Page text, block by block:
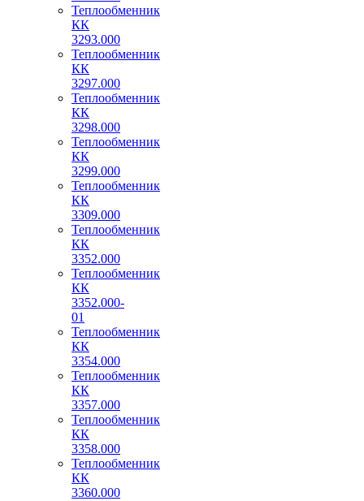
Теплообменник
КК
3293.000
Теплообменник
КК
3297.000
Теплообменник
КК
3298.000
Теплообменник
КК
3299.000
Теплообменник
КК
3309.000
Теплообменник
КК
3352.000
Теплообменник
КК
3352.000-
01
Теплообменник
КК
3354.000
Теплообменник
КК
3357.000
Теплообменник
КК
3358.000
Теплообменник
КК
3360.000